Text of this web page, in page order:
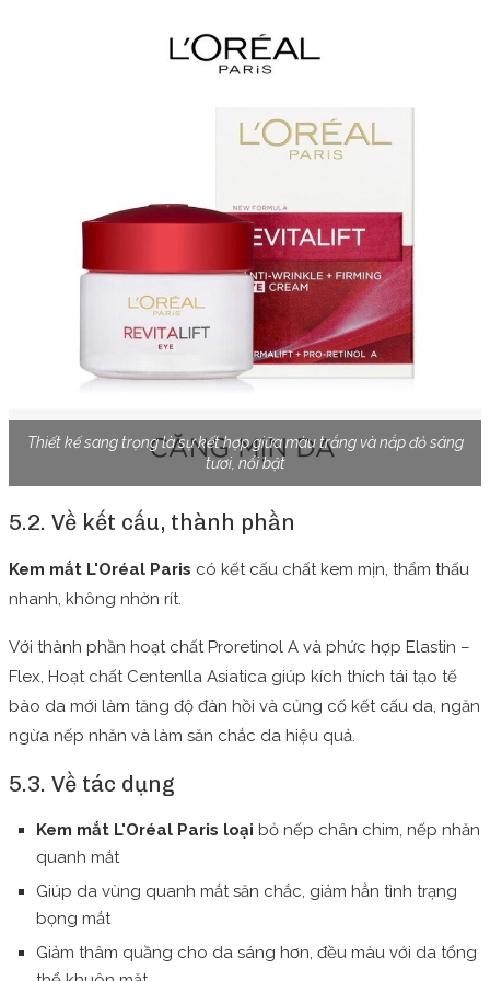
Thiết kế sang trọng là sự kết hợp giữa màu trắng và nắp đỏ sáng
tươi, nổi bật
5.2. Về kết cấu, thành phần
Kem mắt L'Oréal Paris có kết cấu chất kem mịn, thẩm thấu
nhanh, không nhờn rít.
Với thành phần hoạt chất Proretinol A và phức hợp Elastin –
Flex, Hoạt chất Centenlla Asiatica giúp kích thích tái tạo tế
bào da mới làm tăng độ đàn hồi và củng cố kết cấu da, ngăn
ngừa nếp nhăn và làm săn chắc da hiệu quả.
5.3. Về tác dụng
Kem mắt L'Oréal Paris loại bỏ nếp chân chim, nếp nhăn
quanh mắt
Giúp da vùng quanh mắt săn chắc, giảm hẳn tình trạng
bọng mắt
Giảm thâm quầng cho da sáng hơn, đều màu với da tổng